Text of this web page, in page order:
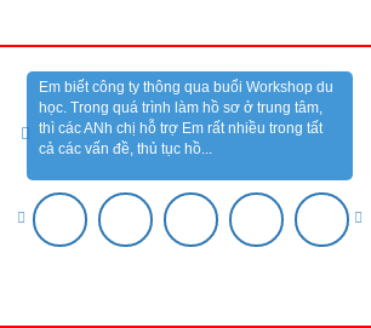
Em biết công ty thông qua buổi Workshop du
học. Trong quá trình làm hồ sơ ở trung tâm,
thì các ANh chị hỗ trợ Em rất nhiều trong tất
cả các vấn đề, thủ tục hồ...